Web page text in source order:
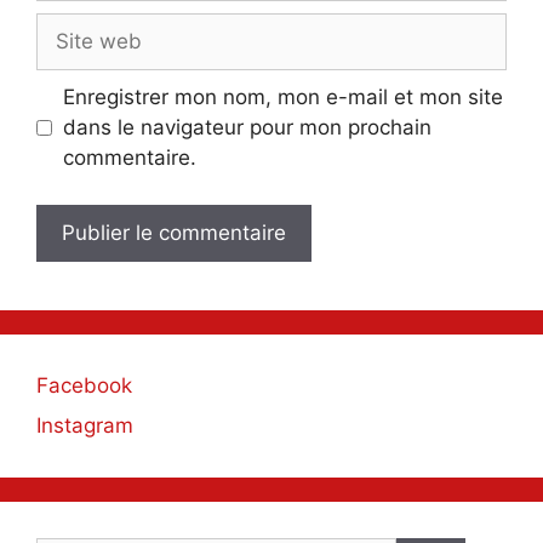
Site
web
Enregistrer mon nom, mon e-mail et mon site
dans le navigateur pour mon prochain
commentaire.
Facebook
Instagram